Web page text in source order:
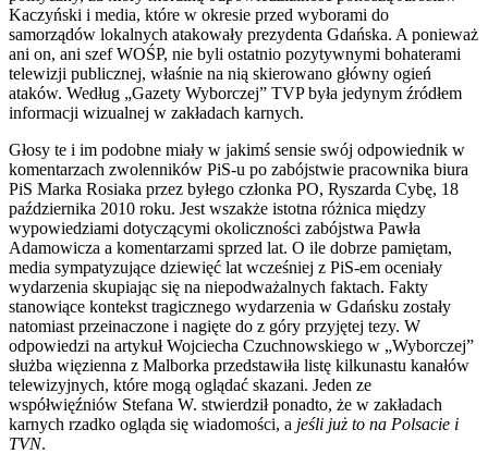
Kaczyński i media, które w okresie przed wyborami do
samorządów lokalnych atakowały prezydenta Gdańska. A ponieważ
ani on, ani szef WOŚP, nie byli ostatnio pozytywnymi bohaterami
telewizji publicznej, właśnie na nią skierowano główny ogień
ataków. Według „Gazety Wyborczej” TVP była jedynym źródłem
informacji wizualnej w zakładach karnych.
Głosy te i im podobne miały w jakimś sensie swój odpowiednik w
komentarzach zwolenników PiS-u po zabójstwie pracownika biura
PiS Marka Rosiaka przez byłego członka PO, Ryszarda Cybę, 18
października 2010 roku. Jest wszakże istotna różnica między
wypowiedziami dotyczącymi okoliczności zabójstwa Pawła
Adamowicza a komentarzami sprzed lat. O ile dobrze pamiętam,
media sympatyzujące dziewięć lat wcześniej z PiS-em oceniały
wydarzenia skupiając się na niepodważalnych faktach. Fakty
stanowiące kontekst tragicznego wydarzenia w Gdańsku zostały
natomiast przeinaczone i nagięte do z góry przyjętej tezy. W
odpowiedzi na artykuł Wojciecha Czuchnowskiego w „Wyborczej”
służba więzienna z Malborka przedstawiła listę kilkunastu kanałów
telewizyjnych, które mogą oglądać skazani. Jeden ze
współwięźniów Stefana W. stwierdził ponadto, że w zakładach
karnych rzadko ogląda się wiadomości, a jeśli już to na Polsacie i
TVN.